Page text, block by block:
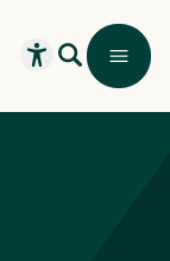
Recherche
Ouvrir leMenu